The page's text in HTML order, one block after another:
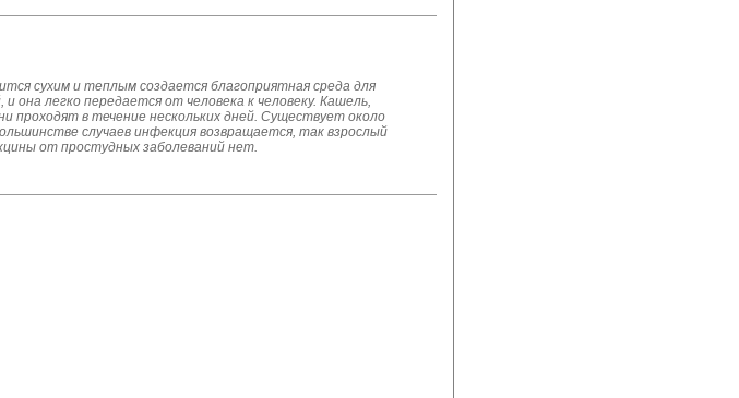
сухим и теплым создается благоприятная среда для
она легко передается от человека к человеку. Кашель,
проходят в течение нескольких дней. Существует около
случаев инфекция возвращается, так взрослый
от простудных заболеваний нет.